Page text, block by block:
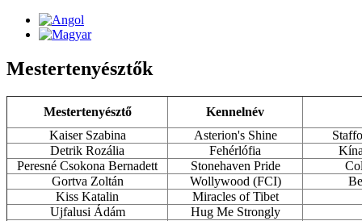
Mestertenyésztők
Mestertenyésztő
Kennelnév
Kaiser Szabina
Asterion's Shine
Detrik Rozália
Fehérlófia
Peresné Csokona Bernadett
Stonehaven Pride
Gortva Zoltán
Wollywood (FCI)
Kiss Katalin
Miracles of Tibet
Ujfalusi Ádám
Hug Me Strongly